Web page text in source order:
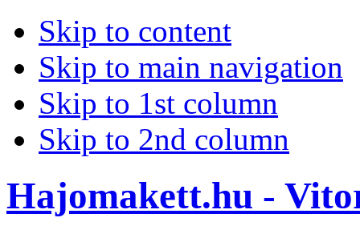
Skip to content
Skip to main navigation
Skip to 1st column
Skip to 2nd column
Hajomakett.hu -